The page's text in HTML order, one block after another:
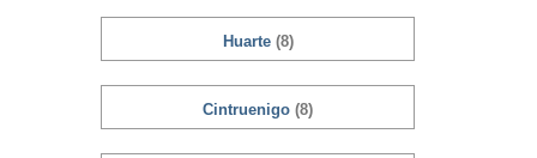
Huarte (8)
Cintruenigo (8)